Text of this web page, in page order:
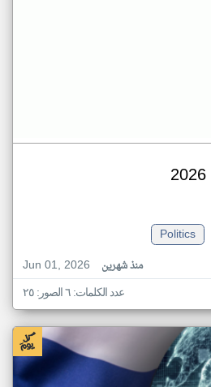
Politics
Jun 01, 2026
منذ شهرين
عدد الكلمات: ٦ الصور: ٢٥